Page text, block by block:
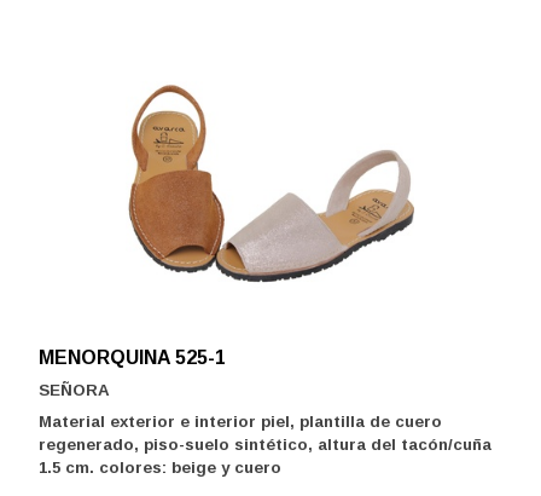
MENORQUINA 525-1
SEÑORA
Material exterior e interior piel, plantilla de cuero
regenerado, piso-suelo sintético, altura del tacón/cuña
1.5 cm. colores: beige y cuero